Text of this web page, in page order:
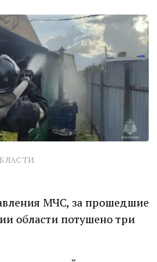
МЧС, за прошедшие
области потушено три